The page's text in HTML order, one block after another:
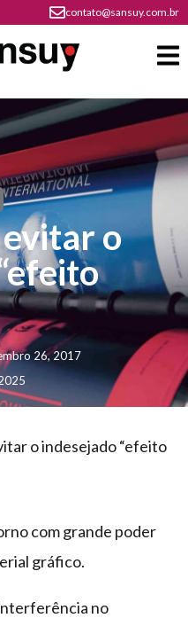
contato@sansuy.com.br
o
26, 2017
o indesejado “efeito
com grande poder
gráfico.
no